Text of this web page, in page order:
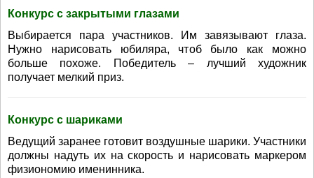
Конкурс с закрытыми глазами
Выбирается пара участников. Им завязывают глаза.
Нужно нарисовать юбиляра, чтоб было как можно
больше похоже. Победитель – лучший художник
получает мелкий приз.
Конкурс с шариками
Ведущий заранее готовит воздушные шарики. Участники
должны надуть их на скорость и нарисовать маркером
физиономию именинника.